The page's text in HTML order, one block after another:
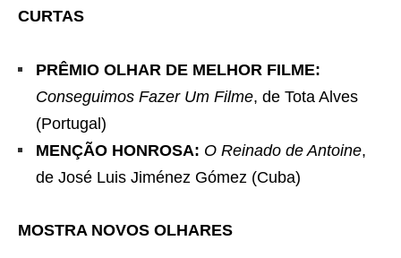
CURTAS
PRÊMIO OLHAR DE MELHOR FILME:
Conseguimos Fazer Um Filme, de Tota Alves
(Portugal)
MENÇÃO HONROSA: O Reinado de Antoine,
de José Luis Jiménez Gómez (Cuba)
MOSTRA NOVOS OLHARES